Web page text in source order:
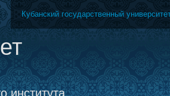
института
Кубанский государственный